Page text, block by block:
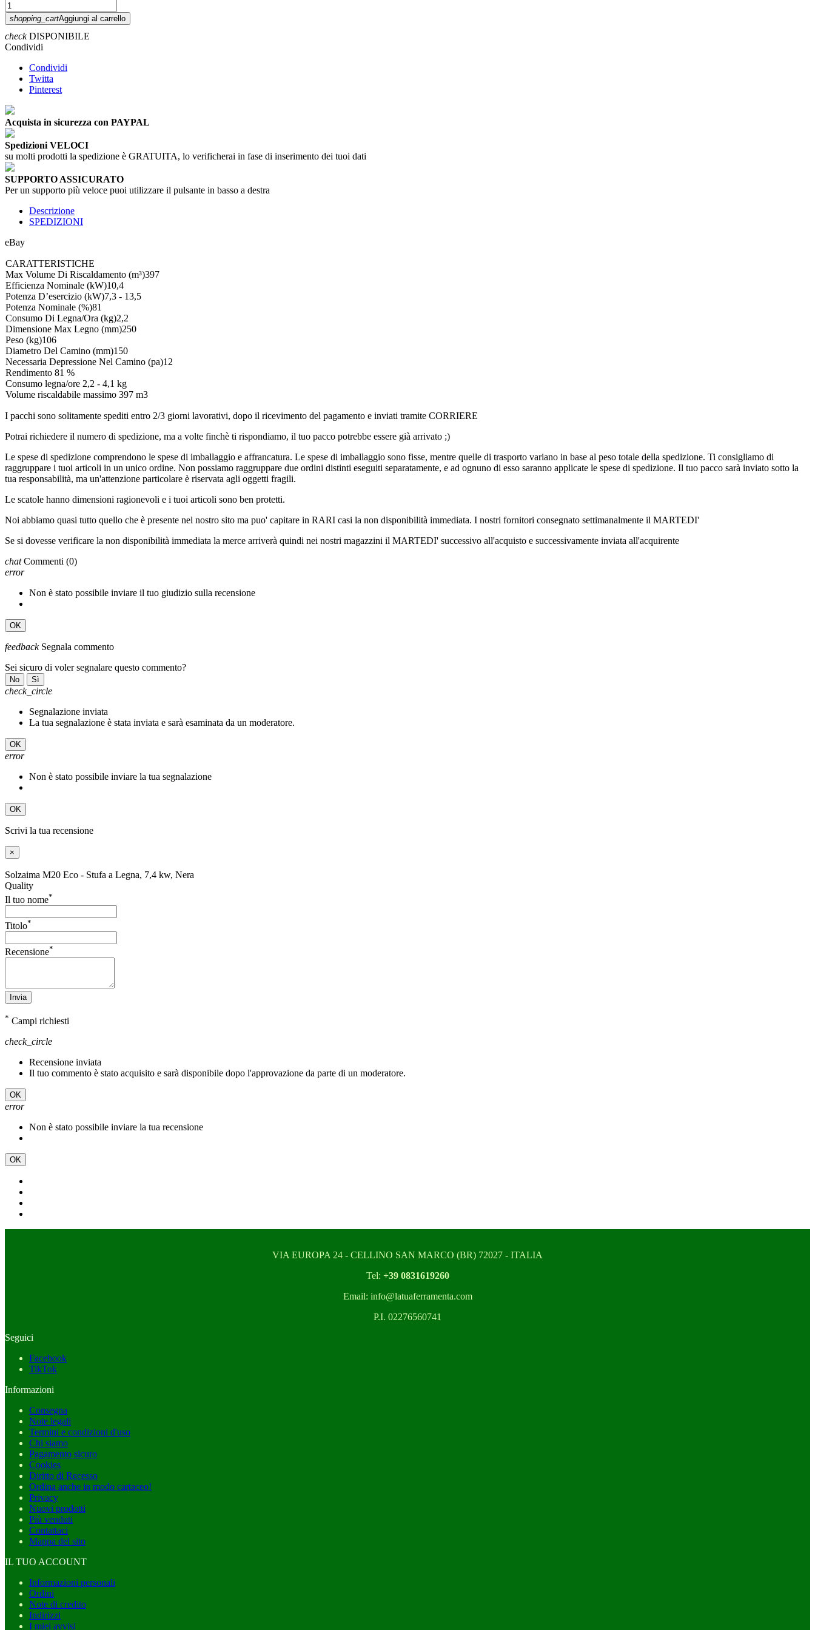
shopping_cartAggiungi al carrello
checkDISPONIBILE
Condividi
Condividi
Twitta
Pinterest
Acquista in sicurezza con PAYPAL
Spedizioni VELOCI
su molti prodotti la spedizione è GRATUITA, lo verificherai in fase di inserimento dei tuoi dati
SUPPORTO ASSICURATO
Per un supporto più veloce puoi utilizzare il pulsante in basso a destra
Descrizione
SPEDIZIONI
eBay
CARATTERISTICHE
Max Volume Di Riscaldamento (m³)397
Efficienza Nominale (kW)10,4
Potenza D’esercizio (kW)7,3 - 13,5
Potenza Nominale (%)81
Consumo Di Legna/Ora (kg)2,2
Dimensione Max Legno (mm)250
Peso (kg)106
Diametro Del Camino (mm)150
Necessaria Depressione Nel Camino (pa)12
Rendimento 81 %
Consumo legna/ore 2,2 - 4,1 kg
Volume riscaldabile massimo 397 m3
I pacchi sono solitamente spediti entro 2/3 giorni lavorativi, dopo il ricevimento del pagamento e inviati tramite CORRIERE
Potrai richiedere il numero di spedizione, ma a volte finchè ti rispondiamo, il tuo pacco potrebbe essere già arrivato ;)
Le spese di spedizione comprendono le spese di imballaggio e affrancatura. Le spese di imballaggio sono fisse, mentre quelle di trasporto variano in base al peso totale della spedizione. Ti consigliamo di
raggruppare i tuoi articoli in un unico ordine. Non possiamo raggruppare due ordini distinti eseguiti separatamente, e ad ognuno di esso saranno applicate le spese di spedizione. Il tuo pacco sarà inviato sotto la
tua responsabilità, ma un'attenzione particolare è riservata agli oggetti fragili.
Le scatole hanno dimensioni ragionevoli e i tuoi articoli sono ben protetti.
Noi abbiamo quasi tutto quello che è presente nel nostro sito ma puo' capitare in RARI casi la non disponibilità immediata. I nostri fornitori consegnato settimanalmente il MARTEDI'
Se si dovesse verificare la non disponibilità immediata la merce arriverà quindi nei nostri magazzini il MARTEDI' successivo all'acquisto e successivamente inviata all'acquirente
chat Commenti (0)
error
Non è stato possibile inviare il tuo giudizio sulla recensione
OK
feedback Segnala commento
Sei sicuro di voler segnalare questo commento?
No Sì
check_circle
Segnalazione inviata
La tua segnalazione è stata inviata e sarà esaminata da un moderatore.
OK
error
Non è stato possibile inviare la tua segnalazione
OK
Scrivi la tua recensione
×
Solzaima M20 Eco - Stufa a Legna, 7,4 kw, Nera
Quality
Il tuo nome*
Titolo*
Recensione*
Invia
* Campi richiesti
check_circle
Recensione inviata
Il tuo commento è stato acquisito e sarà disponibile dopo l'approvazione da parte di un moderatore.
OK
error
Non è stato possibile inviare la tua recensione
OK
VIA EUROPA 24 - CELLINO SAN MARCO (BR) 72027 - ITALIA
Tel: +39 0831619260
Email: info@latuaferramenta.com
P.I. 02276560741
Seguici
Facebook
TikTok
Informazioni
Consegna
Note legali
Termini e condizioni d'uso
Chi siamo
Pagamento sicuro
Cookies
Diritto di Recesso
Ordina anche in modo cartaceo!
Privacy
Nuovi prodotti
Più venduti
Contattaci
Mappa del sito
IL TUO ACCOUNT
Informazioni personali
Ordini
Note di credito
Indirizzi
I miei avvisi